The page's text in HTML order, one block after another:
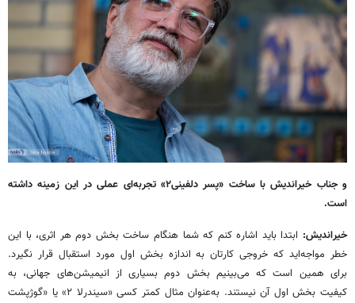
و جناب خیراندیش با ساخت «پسر دلفینی۲» تجربه‌ای عملی در این زمینه داشته
است.
خیراندیش: ابتدا باید اشاره کنم که شما هنگام ساخت بخش دوم هر اثری، با این
خطر مواجه‌اید که خروجی کارتان به اندازه بخش اول مورد استقبال قرار نگیرد.
برای همین است که می‌بینیم بخش دوم بسیاری از انیمیشن‌های جهانی، به
کیفیت بخش اول آن نیستند. به‌عنوان مثال کمتر کسی «سیندرلا ۲» یا «گوژپشت